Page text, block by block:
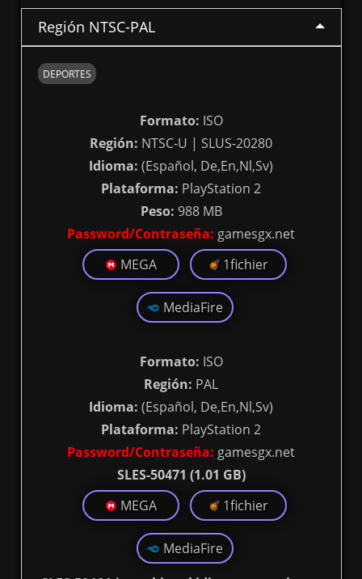
Región NTSC-PAL
DEPORTES
Formato: ISO
Región: NTSC-U | SLUS-20280
Idioma: (Español, De,En,Nl,Sv)
Plataforma: PlayStation 2
Peso: 988 MB
Password/Contraseña: gamesgx.net
MEGA
1fichier
MediaFire
Formato: ISO
Región: PAL
Idioma: (Español, De,En,Nl,Sv)
Plataforma: PlayStation 2
Password/Contraseña: gamesgx.net
SLES-50471 (1.01 GB)
MEGA
1fichier
MediaFire